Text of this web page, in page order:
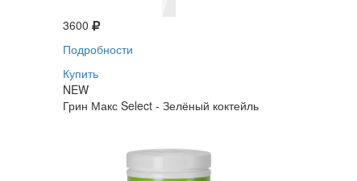
3600
Подробности
Купить
NEW
Грин Макс Select - Зелёный коктейль